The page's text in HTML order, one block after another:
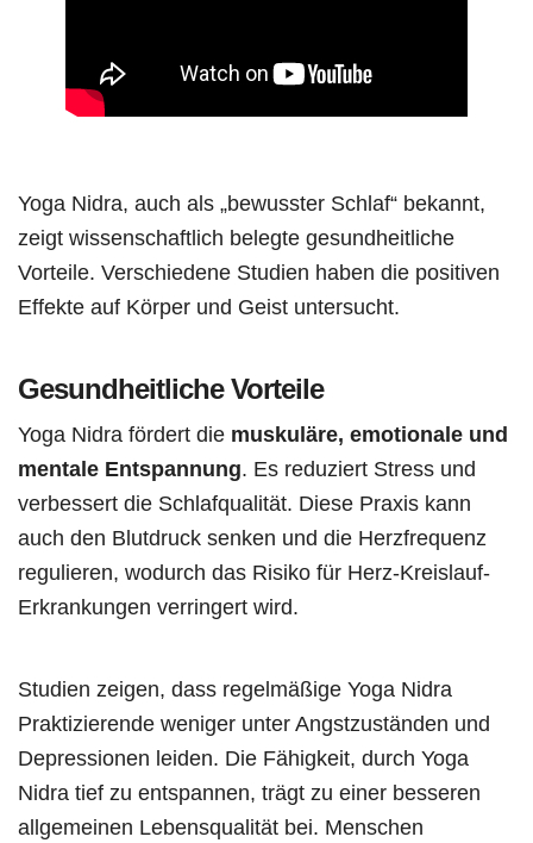
Yoga Nidra, auch als „bewusster Schlaf“ bekannt,
zeigt wissenschaftlich belegte gesundheitliche
Vorteile. Verschiedene Studien haben die positiven
Effekte auf Körper und Geist untersucht.
Gesundheitliche Vorteile
Yoga Nidra fördert die muskuläre, emotionale und
mentale Entspannung. Es reduziert Stress und
verbessert die Schlafqualität. Diese Praxis kann
auch den Blutdruck senken und die Herzfrequenz
regulieren, wodurch das Risiko für Herz-Kreislauf-
Erkrankungen verringert wird.
Studien zeigen, dass regelmäßige Yoga Nidra
Praktizierende weniger unter Angstzuständen und
Depressionen leiden. Die Fähigkeit, durch Yoga
Nidra tief zu entspannen, trägt zu einer besseren
allgemeinen Lebensqualität bei. Menschen